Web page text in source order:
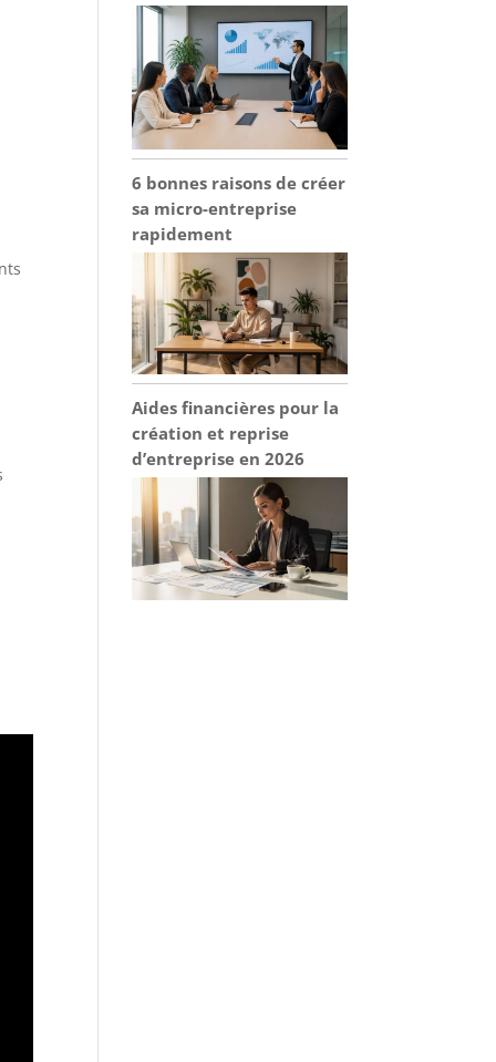
6 bonnes raisons de créer
sa micro-entreprise
rapidement
Aides financières pour la
création et reprise
d’entreprise en 2026